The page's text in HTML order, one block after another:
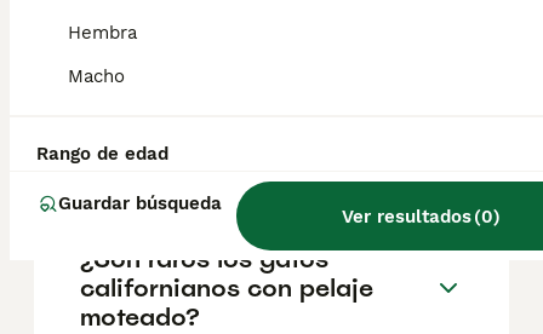
Hembra
Macho
Rango de edad
Guardar búsqueda
Ver resultados(0)
personas, con una densidad aproximada de
país?
¿Son raros los gatos
californianos con pelaje
moteado?